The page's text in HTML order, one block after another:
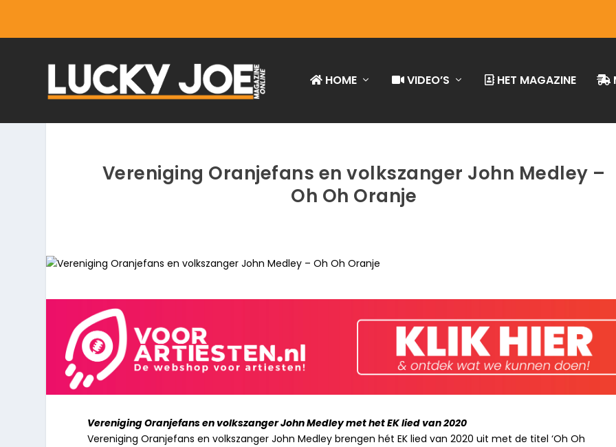
HOME VIDEO’S HET MAGAZINE
Vereniging Oranjefans en volkszanger John Medley –
Oh Oh Oranje
Vereniging Oranjefans en volkszanger John Medley met het EK lied van 2020
Vereniging Oranjefans en volkszanger John Medley brengen hét EK lied van 2020 uit met de titel ‘Oh Oh